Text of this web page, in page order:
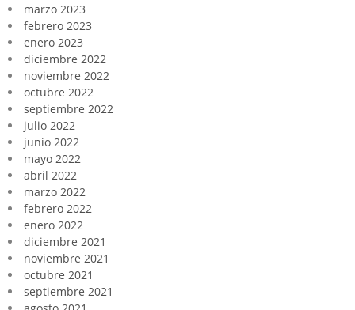
marzo 2023
febrero 2023
enero 2023
diciembre 2022
noviembre 2022
octubre 2022
septiembre 2022
julio 2022
junio 2022
mayo 2022
abril 2022
marzo 2022
febrero 2022
enero 2022
diciembre 2021
noviembre 2021
octubre 2021
septiembre 2021